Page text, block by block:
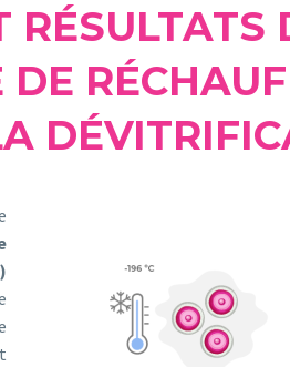
RÉSULTATS
DE